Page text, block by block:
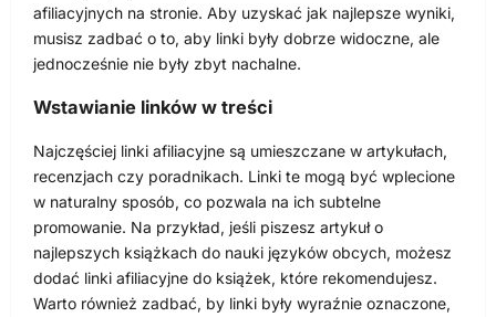
afiliacyjnych na stronie. Aby uzyskać jak najlepsze wyniki,
musisz zadbać o to, aby linki były dobrze widoczne, ale
jednocześnie nie były zbyt nachalne.
Wstawianie linków w treści
Najczęściej linki afiliacyjne są umieszczane w artykułach,
recenzjach czy poradnikach. Linki te mogą być wplecione
w naturalny sposób, co pozwala na ich subtelne
promowanie. Na przykład, jeśli piszesz artykuł o
najlepszych książkach do nauki języków obcych, możesz
dodać linki afiliacyjne do książek, które rekomendujesz.
Warto również zadbać, by linki były wyraźnie oznaczone,